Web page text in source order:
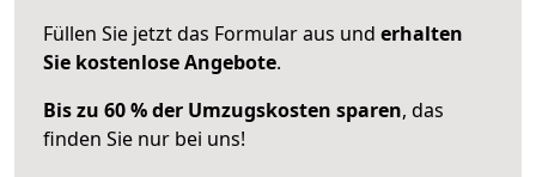
Füllen Sie jetzt das Formular aus und erhalten
Sie kostenlose Angebote.
Bis zu 60 % der Umzugskosten sparen, das
finden Sie nur bei uns!